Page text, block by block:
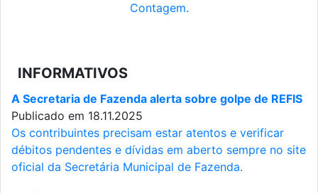
Contagem.
INFORMATIVOS
A Secretaria de Fazenda alerta sobre golpe de REFIS
Publicado em 18.11.2025
Os contribuintes precisam estar atentos e verificar
débitos pendentes e dívidas em aberto sempre no site
oficial da Secretária Municipal de Fazenda.